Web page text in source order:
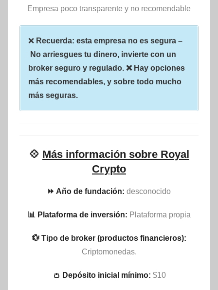
Empresa poco transparente y no recomendable
❌ Recuerda: esta empresa no es segura –
No arriesgues tu dinero, invierte con un
broker seguro y regulado. ❌ Hay opciones
más recomendables, y sobre todo mucho
más seguras.
💠 Más información sobre Royal
Crypto
⏩ Año de fundación: desconocido
📊 Plataforma de inversión: Plataforma propia
💱 Tipo de broker (productos financieros):
Criptomonedas.
👛 Depósito inicial mínimo: $10